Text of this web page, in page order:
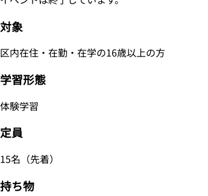
対象
区内在住・在勤・在学の16歳以上の方
学習形態
体験学習
定員
15名（先着）
持ち物